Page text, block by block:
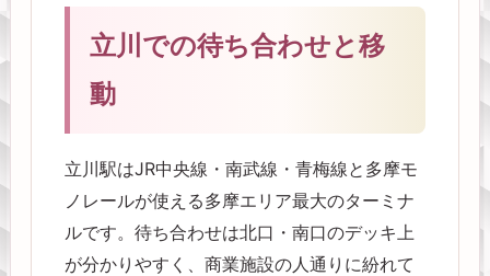
立川での待ち合わせと移
動
立川駅はJR中央線・南武線・青梅線と多摩モ
ノレールが使える多摩エリア最大のターミナ
ルです。待ち合わせは北口・南口のデッキ上
が分かりやすく、商業施設の人通りに紛れて